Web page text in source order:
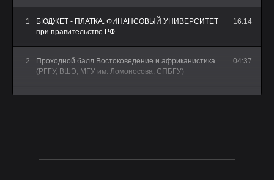
1
БЮДЖЕТ - ПЛАТКА: ФИНАНСОВЫЙ УНИВЕРСИТЕТ
при правительстве РФ
16:14
2
Проходной балл Востоковедение и африканистика
(РГГУ, ВШЭ, МГУ им. Ломоносова, СПБГУ)
04:37